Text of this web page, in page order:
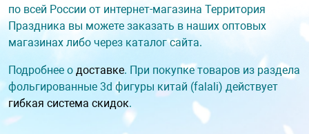
по всей России от интернет-магазина Территория
Праздника вы можете заказать в наших оптовых
магазинах либо через каталог сайта.
Подробнее о доставке. При покупке товаров из раздела
фольгированные 3d фигуры китай (falali) действует
гибкая система скидок.